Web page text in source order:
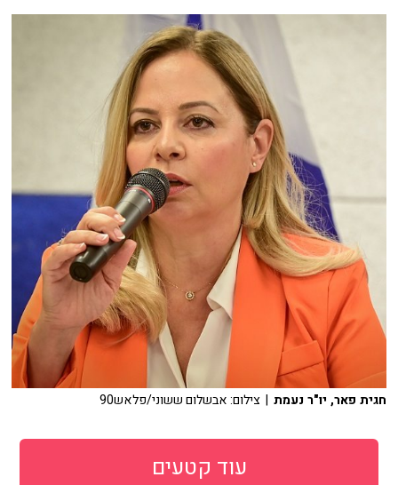
חגית פאר, יו"ר נעמת | צילום: אבשלום ששוני/פלאש90
עוד קטעים